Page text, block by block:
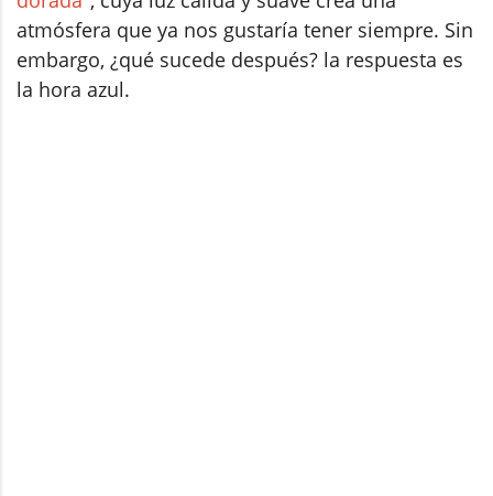
atmósfera que ya nos gustaría tener siempre. Sin
embargo, ¿qué sucede después? la respuesta es
la hora azul.